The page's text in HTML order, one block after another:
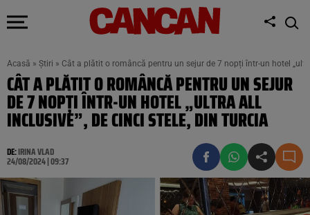
Acasă » Știri » Cât a plătit o româncă pentru un sejur de 7 nopți într-un hotel
CÂT A PLĂTIT O ROMÂNCĂ PENTRU UN SEJUR
DE 7 NOPȚI ÎNTR-UN HOTEL „ULTRA ALL
INCLUSIVE”, DE CINCI STELE, DIN TURCIA
DE:IRINA VLAD
24/08/2024 | 09:37